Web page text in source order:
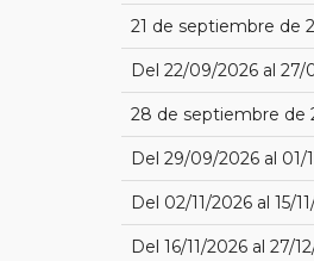
21 de septiembre de
Del 22/09/2026 al 27/
28 de septiembre de
Del 29/09/2026 al 01/
Del 02/11/2026 al 15/
Del 16/11/2026 al 27/